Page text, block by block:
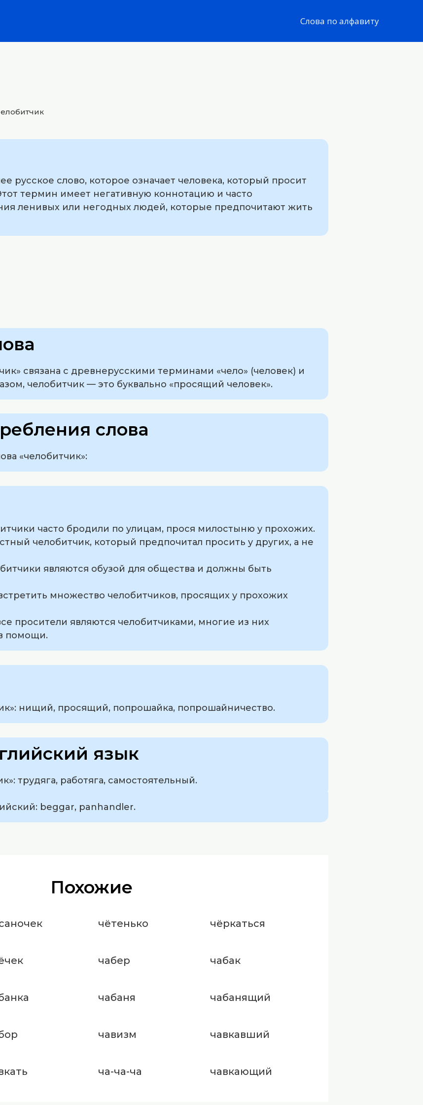
Слова по алфавиту
русское слово, которое означает человека, который просит
термин имеет негативную коннотацию и часто
ленивых или негодных людей, которые предпочитают жить
связана с древнерусскими терминами «чело» (человек) и
челобитчик — это буквально «просящий человек».
слова
«челобитчик»:
часто бродили по улицам, прося милостыню у прохожих.
челобитчик, который предпочитал просить у других, а не
являются обузой для общества и должны быть
множество челобитчиков, просящих у прохожих
просители являются челобитчиками, многие из них
помощи.
нищий, просящий, попрошайка, попрошайничество.
язык
трудяга, работяга, самостоятельный.
beggar, panhandler.
Похожие
чётенько чёркаться
чабер чабак
чабаня чабанящий
чавизм чавкавший
ча-ча-ча чавкающий